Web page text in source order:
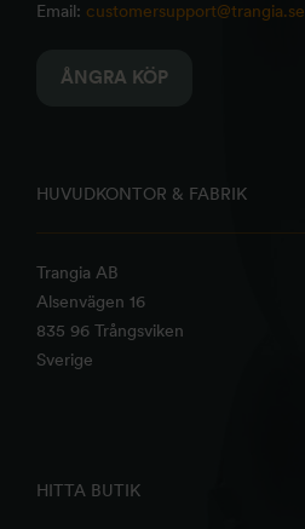
Email: customersupport@trangia.se
ÅNGRA KÖP
HUVUDKONTOR & FABRIK
Trangia AB
Alsenvägen 16
835 96 Trångsviken
Sverige
HITTA BUTIK